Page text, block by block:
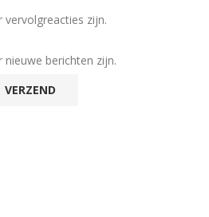
vervolgreacties zijn.
nieuwe berichten zijn.